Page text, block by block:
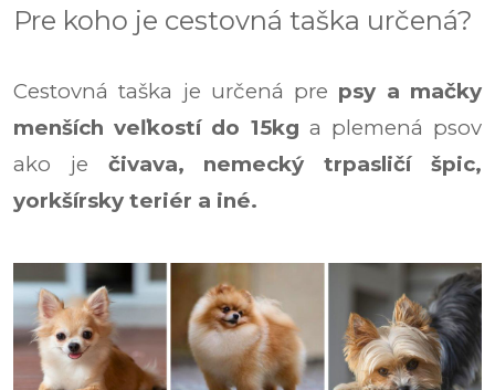
Pre koho je cestovná taška určená?
Cestovná taška je určená pre psy a mačky
menších veľkostí do 15kg a plemená psov
ako je čivava, nemecký trpasličí špic,
yorkšírsky teriér a iné.